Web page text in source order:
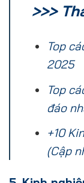
>>>
Top
2025
Top
đáo
+10
(Cập